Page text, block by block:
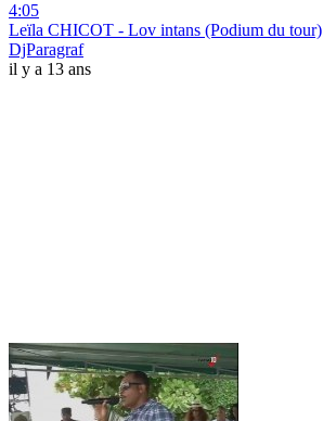
4:05
Leïla CHICOT - Lov intans (Podium du tour)
DjParagraf
il y a 13 ans